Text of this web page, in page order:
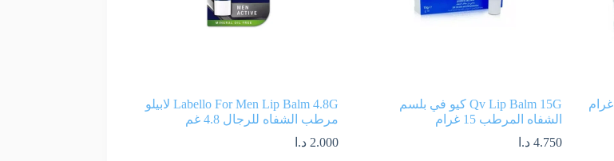
كيو في بلسم الشفاه المرطب 15 غرام
Qv Lip Balm 15G كيو في بلسم
الشفاه المرطب 15 غرام
4.750 د.ا
Labello For Men Lip Balm 4.8G لابيلو
مرطب الشفاه للرجال 4.8 غم
2.000 د.ا